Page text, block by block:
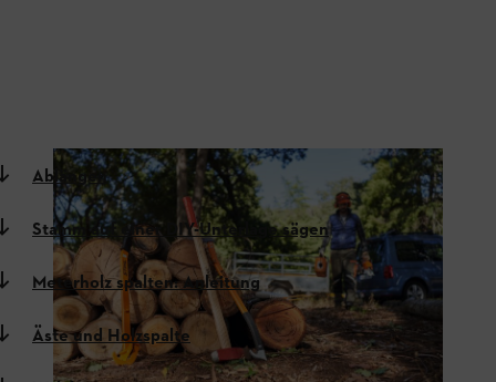
Ablängen
Stamm auf einer DIY-Unterlage sägen
Meterholz spalten: Anleitung
Äste und Holzspalte